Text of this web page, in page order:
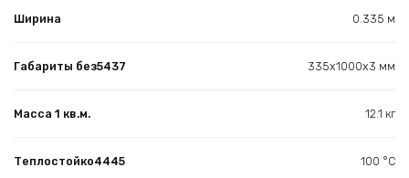
Ширина 0.335 м
Габариты без5437 335х1000х3 мм
Масса 1 кв.м. 12.1 кг
Теплостойко4445 100 °С